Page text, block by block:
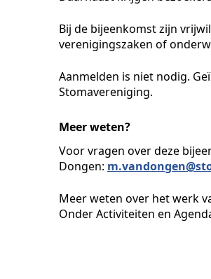
Bij de bijeenkomst zijn
verenigingszaken of
Aanmelden is niet nodig.
Stomavereniging.
Meer weten?
Voor vragen over deze
Dongen:
Meer weten over het werk
Onder Activiteiten en